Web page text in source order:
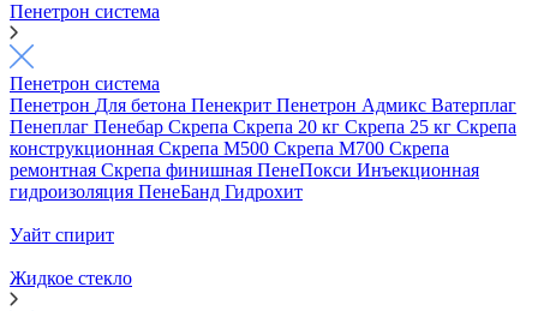
Пенетрон система
Пенетрон система
Пенетрон Для бетона Пенекрит Пенетрон Адмикс Ватерплаг
Пенеплаг Пенебар Скрепа Скрепа 20 кг Скрепа 25 кг Скрепа
конструкционная Скрепа М500 Скрепа М700 Скрепа
ремонтная Скрепа финишная ПенеПокси Инъекционная
гидроизоляция ПенеБанд Гидрохит
Уайт спирит
Жидкое стекло